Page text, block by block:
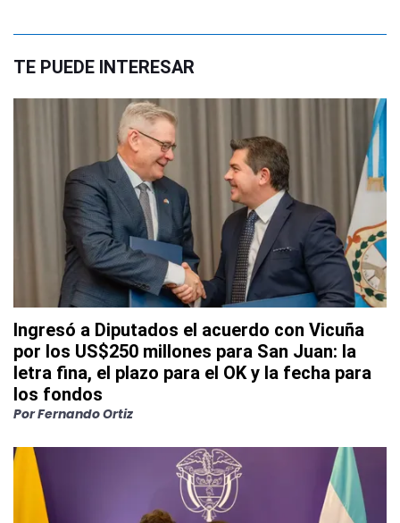
TE PUEDE INTERESAR
Ingresó a Diputados el acuerdo con Vicuña
por los US$250 millones para San Juan: la
letra fina, el plazo para el OK y la fecha para
los fondos
PorFernando Ortiz